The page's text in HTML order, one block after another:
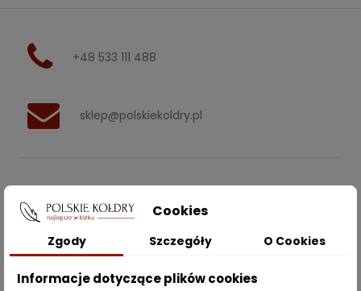
+48 533 111 488
sklep@polskiekoldry.pl
INFORMACJE 
ZAKUPY
Cookies
Zgody Szczegóły O Cookies
Informacje dotyczące plików cookies